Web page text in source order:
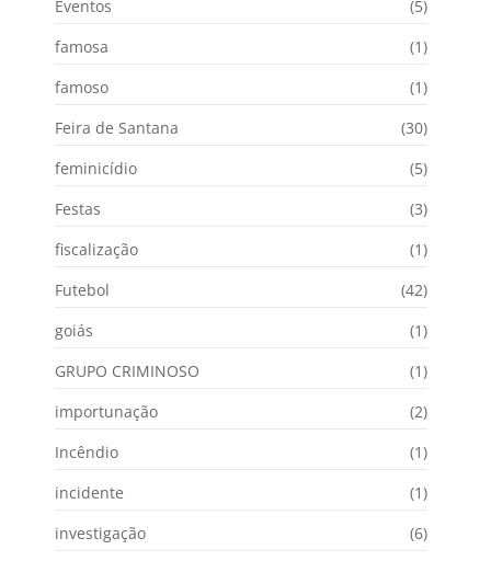
Eventos
(5)
famosa
(1)
famoso
(1)
Feira de Santana
(30)
feminicídio
(5)
Festas
(3)
fiscalização
(1)
Futebol
(42)
goiás
(1)
GRUPO CRIMINOSO
(1)
importunação
(2)
Incêndio
(1)
incidente
(1)
investigação
(6)